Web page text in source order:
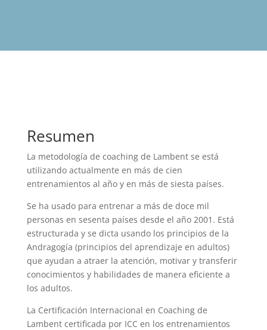
Resumen
La metodología de coaching de Lambent se está
utilizando actualmente en más de cien
entrenamientos al año y en más de siesta países.
Se ha usado para entrenar a más de doce mil
personas en sesenta países desde el año 2001. Está
estructurada y se dicta usando los principios de la
Andragogía (principios del aprendizaje en adultos)
que ayudan a atraer la atención, motivar y transferir
conocimientos y habilidades de manera eficiente a
los adultos.
La Certificación Internacional en Coaching de
Lambent certificada por ICC en los entrenamientos